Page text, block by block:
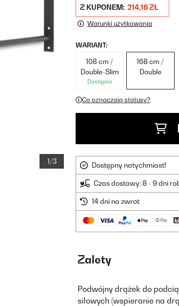
1/3
Z KUPONEM: 214,16 ZŁ
Warunki użytkowania
WARIANT:
108 cm /
Double-Slim
Dostępne
168 cm /
Double
Co oznaczają statusy?
Dostępny natychmiast!
Czas dostawy: 8 - 9 dni
14 dni na zwrot
Zalety
Podwójny drążek do
siłowych (wspieranie na